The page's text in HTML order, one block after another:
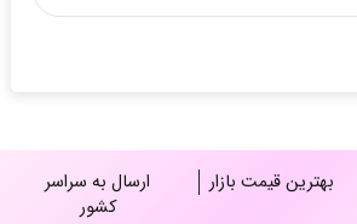
بهترین قیمت بازار
ارسال به سراسر
کشور